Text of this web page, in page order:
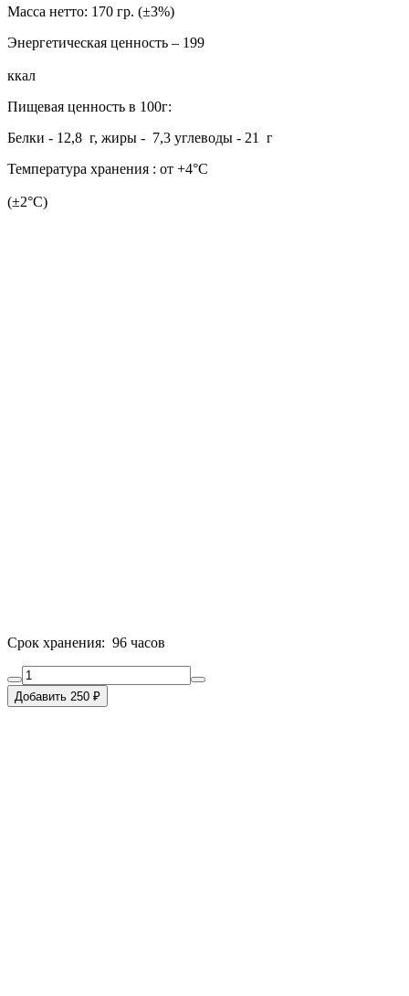
Масса нетто: 170 гр. (±3%)
Энергетическая ценность – 199
ккал
Пищевая ценность в 100г:
Белки - 12,8 г, жиры - 7,3 углеводы - 21 г
Температура хранения : от +4°С
(±2°С)
Срок хранения: 96 часов
Добавить 250 ₽